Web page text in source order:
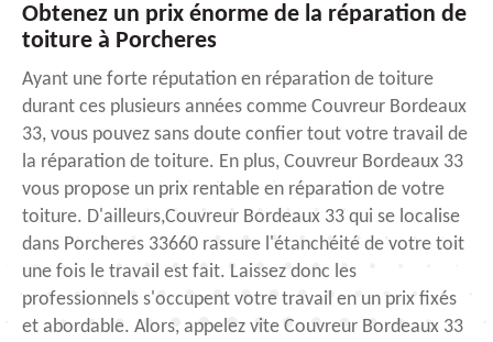
Obtenez un prix énorme de la réparation de
toiture à Porcheres
Ayant une forte réputation en réparation de toiture
durant ces plusieurs années comme Couvreur Bordeaux
33, vous pouvez sans doute confier tout votre travail de
la réparation de toiture. En plus, Couvreur Bordeaux 33
vous propose un prix rentable en réparation de votre
toiture. D'ailleurs,Couvreur Bordeaux 33 qui se localise
dans Porcheres 33660 rassure l'étanchéité de votre toit
une fois le travail est fait. Laissez donc les
professionnels s'occupent votre travail en un prix fixés
et abordable. Alors, appelez vite Couvreur Bordeaux 33